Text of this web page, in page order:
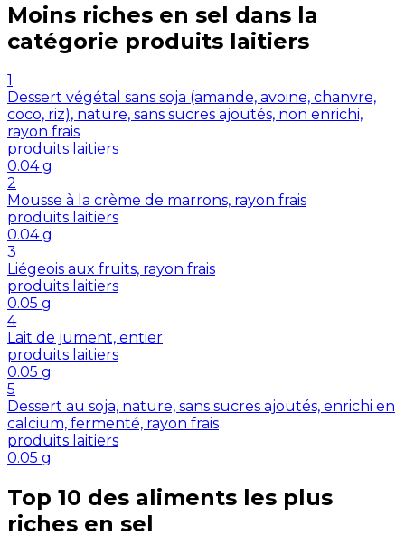
Moins riches en sel dans la
catégorie produits laitiers
1
Dessert végétal sans soja (amande, avoine, chanvre,
coco, riz), nature, sans sucres ajoutés, non enrichi,
rayon frais
produits laitiers
0.04 g
2
Mousse à la crème de marrons, rayon frais
produits laitiers
0.04 g
3
Liégeois aux fruits, rayon frais
produits laitiers
0.05 g
4
Lait de jument, entier
produits laitiers
0.05 g
5
Dessert au soja, nature, sans sucres ajoutés, enrichi en
calcium, fermenté, rayon frais
produits laitiers
0.05 g
Top 10 des aliments les plus
riches en sel